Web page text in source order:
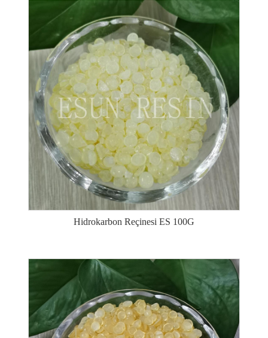
Hidrokarbon Reçinesi ES 100G